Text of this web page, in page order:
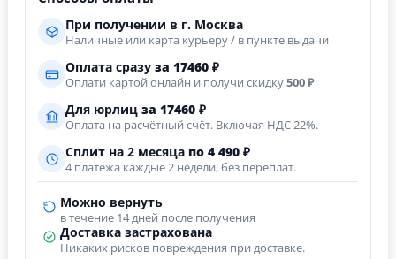
При получении в г. Москва
Наличные или карта курьеру / в пункте выдачи
Оплата сразу за 17460 ₽
Оплати картой онлайн и получи скидку500 ₽
Для юрлиц за 17460 ₽
Оплата на расчётный счёт. Включая НДС 22%.
Сплит на 2 месяца по 4 490 ₽
4 платежа каждые 2 недели, без переплат.
Можно вернуть
в течение 14 дней после получения
Доставка застрахована
Никаких рисков повреждения при доставке.